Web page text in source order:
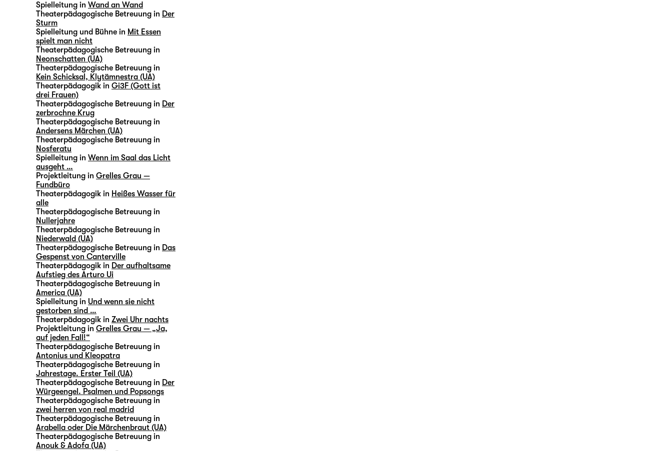
Spielleitung in Wand an Wand
Theaterpädagogische Betreuung in Der
Sturm
Spielleitung und Bühne in Mit Essen
spielt man nicht
Theaterpädagogische Betreuung in
Neonschatten (UA)
Theaterpädagogische Betreuung in
Kein Schicksal, Klytämnestra (UA)
Theaterpädagogik in Gi3F (Gott ist
drei Frauen)
Theaterpädagogische Betreuung in Der
zerbrochne Krug
Theaterpädagogische Betreuung in
Andersens Märchen (UA)
Theaterpädagogische Betreuung in
Nosferatu
Spielleitung in Wenn im Saal das Licht
ausgeht …
Projektleitung in Grelles Grau —
Fundbüro
Theaterpädagogik in Heißes Wasser für
alle
Theaterpädagogische Betreuung in
Nullerjahre
Theaterpädagogische Betreuung in
Niederwald (UA)
Theaterpädagogische Betreuung in Das
Gespenst von Canterville
Theaterpädagogik in Der aufhaltsame
Aufstieg des Arturo Ui
Theaterpädagogische Betreuung in
America (UA)
Spielleitung in Und wenn sie nicht
gestorben sind …
Theaterpädagogik in Zwei Uhr nachts
Projektleitung in Grelles Grau — „Ja,
auf jeden Fall!“
Theaterpädagogische Betreuung in
Antonius und Kleopatra
Theaterpädagogische Betreuung in
Jahrestage. Erster Teil (UA)
Theaterpädagogische Betreuung in Der
Würgeengel. Psalmen und Popsongs
Theaterpädagogische Betreuung in
zwei herren von real madrid
Theaterpädagogische Betreuung in
Arabella oder Die Märchenbraut (UA)
Theaterpädagogische Betreuung in
Anouk & Adofa (UA)